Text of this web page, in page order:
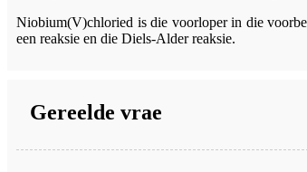
Niobium(V)chloried is die voorloper in die
een reaksie en die Diels-Alder reaksie.
Gereelde vrae